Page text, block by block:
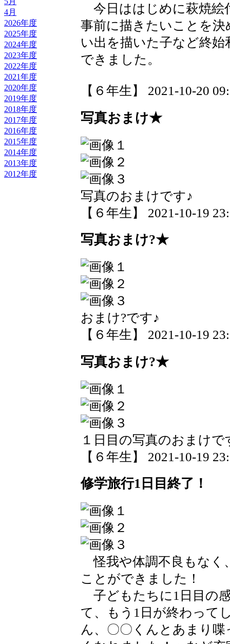
4月
2026年度
2025年度
2024年度
2023年度
2022年度
2021年度
2020年度
2019年度
2018年度
2017年度
2016年度
2015年度
2014年度
2013年度
2012年度
今日ははじめに萩焼絵
事前に描きたいことを
い出を描いた子など終
できました。
【６年生】 2021-10-20
写真おまけ★
写真のおまけです♪
【６年生】 2021-10-19
写真おまけ?★
おまけ?です♪
【６年生】 2021-10-19
写真おまけ?★
１日目の写真のおまけで
【６年生】 2021-10-19
修学旅行1日目終了！
怪我や体調不良もなく
ことができました！
子どもたちに1日目の
て、もう1日が終わって
ん、〇〇くんとあまり